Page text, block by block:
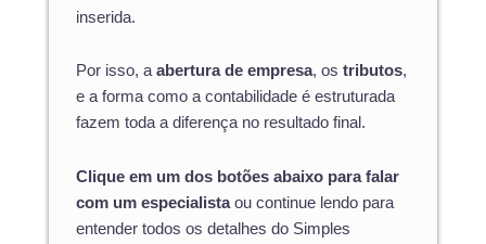
inserida.
Por isso, aabertura de empresa, os tributos,
e a forma como a contabilidade é estruturada
fazem toda a diferença no resultado final.
Clique em um dos botões abaixo para falar
com um especialistaou continue lendo para
entender todos os detalhes do Simples